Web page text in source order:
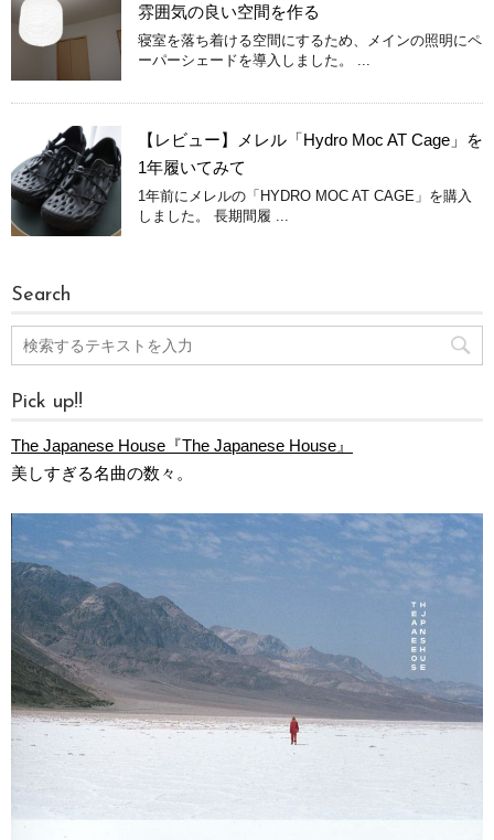
雰囲気の良い空間を作る
寝室を落ち着ける空間にするため、メインの照明にペ
ーパーシェードを導入しました。 ...
【レビュー】メレル「Hydro Moc AT Cage」を
1年履いてみて
1年前にメレルの「HYDRO MOC AT CAGE」を購入
しました。 長期間履 ...
Search
Pick up!!
The Japanese House『The Japanese House』
美しすぎる名曲の数々。